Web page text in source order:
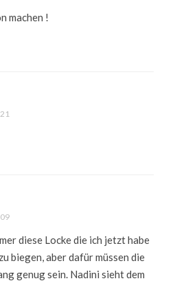
machen !
diese Locke die ich jetzt habe
biegen, aber dafür müssen die
genug sein. Nadini sieht dem